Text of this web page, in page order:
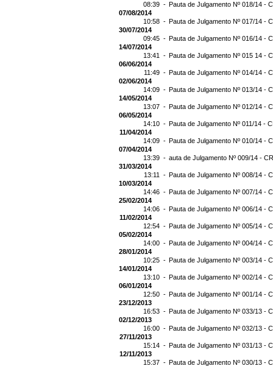
08:39 - Pauta de Julgamento Nº 018/14 -
07/08/2014
10:58 - Pauta de Julgamento Nº 017/14 -
30/07/2014
09:45 - Pauta de Julgamento Nº 016/14 -
14/07/2014
13:41 - Pauta de Julgamento Nº 015 14 -
06/06/2014
11:49 - Pauta de Julgamento Nº 014/14 -
02/06/2014
14:09 - Pauta de Julgamento Nº 013/14 -
14/05/2014
13:07 - Pauta de Julgamento Nº 012/14 -
06/05/2014
14:10 - Pauta de Julgamento Nº 011/14 -
11/04/2014
14:09 - Pauta de Julgamento Nº 010/14 -
07/04/2014
13:39 - auta de Julgamento Nº 009/14 -
31/03/2014
13:11 - Pauta de Julgamento Nº 008/14 -
10/03/2014
14:46 - Pauta de Julgamento Nº 007/14 -
25/02/2014
14:06 - Pauta de Julgamento Nº 006/14 -
11/02/2014
12:54 - Pauta de Julgamento Nº 005/14 -
05/02/2014
14:00 - Pauta de Julgamento Nº 004/14 -
28/01/2014
10:25 - Pauta de Julgamento Nº 003/14 -
14/01/2014
13:10 - Pauta de Julgamento Nº 002/14 -
06/01/2014
12:50 - Pauta de Julgamento Nº 001/14 -
23/12/2013
16:53 - Pauta de Julgamento Nº 033/13 -
02/12/2013
16:00 - Pauta de Julgamento Nº 032/13 -
27/11/2013
15:14 - Pauta de Julgamento Nº 031/13 -
12/11/2013
15:37 - Pauta de Julgamento Nº 030/13 -